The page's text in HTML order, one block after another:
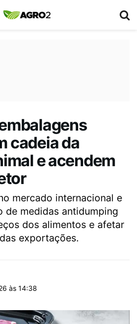
cadeia da
e acendem
mercado internacional e
de medidas antidumping
dos alimentos e afetar
exportações.
às 14:38